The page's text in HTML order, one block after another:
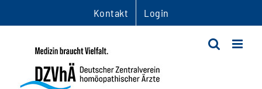
Inhalt
Kontakt Login